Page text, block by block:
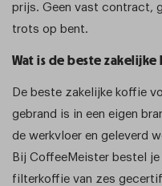
prijs. Geen vast contract,
trots op bent.
Wat is de beste
De beste zakelijke koffie
gebrand is in een eigen
de werkvloer en geleverd
Bij CoffeeMeister bestel
filterkoffie van zes